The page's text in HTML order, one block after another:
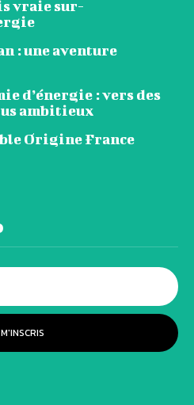
vraie sur-
: une aventure
d’énergie : vers des
ambitieux
Origine France